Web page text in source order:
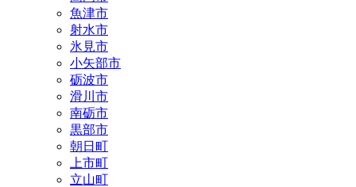
魚津市
射水市
氷見市
小矢部市
砺波市
滑川市
南砺市
黒部市
朝日町
上市町
立山町